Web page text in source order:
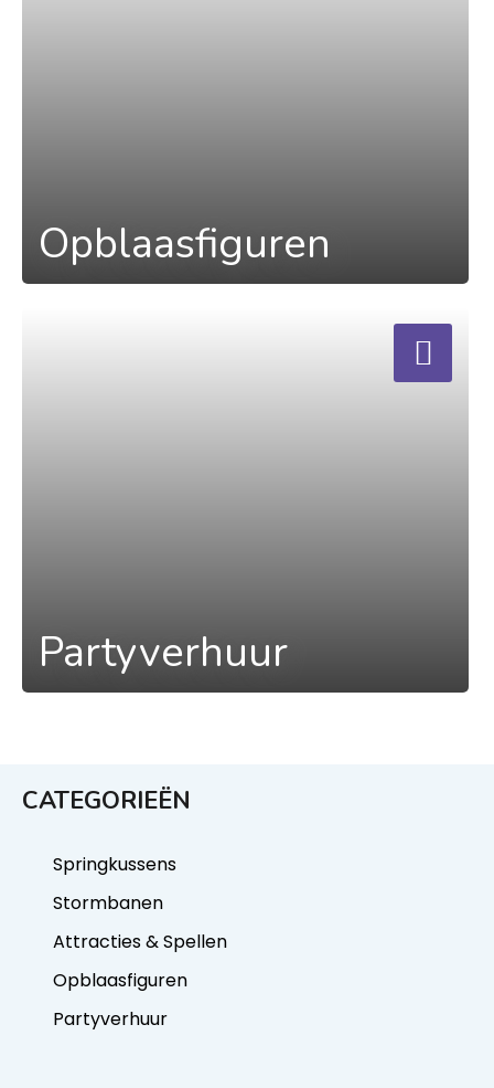
Opblaasfiguren
Partyverhuur
CATEGORIEËN
Springkussens
Stormbanen
Attracties & Spellen
Opblaasfiguren
Partyverhuur